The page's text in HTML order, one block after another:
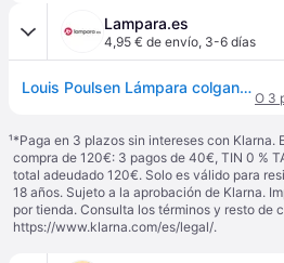
Lampara.es
4,95 € de envío, 3-6 días
Louis Poulsen Lámpara colgante de diseño PH 5 500, atenuable, Blanco / Ópalo, Salón / Comedor, Aluminio, Diseño, Lámpara colgante
O 3
¹*Paga en 3 plazos sin intereses con Klarna.
compra de 120€: 3 pagos de 40€, TIN 0 %
total adeudado 120€. Solo es válido para
18 años. Sujeto a la aprobación de Klarna.
por tienda. Consulta los términos y resto de
https://www.klarna.com/es/legal/.